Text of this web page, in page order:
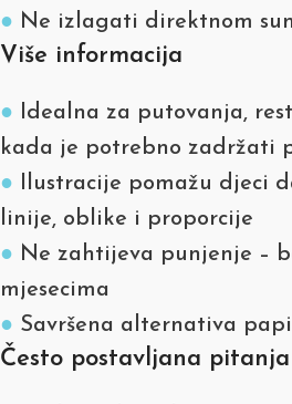
● Ne izlagati direktnom
Više informacija
● Idealna za putovanja,
kada je potrebno zadržati
● Ilustracije pomažu djeci
linije, oblike i proporcije
● Ne zahtijeva punjenje –
mjesecima
● Savršena alternativa
Često postavljana